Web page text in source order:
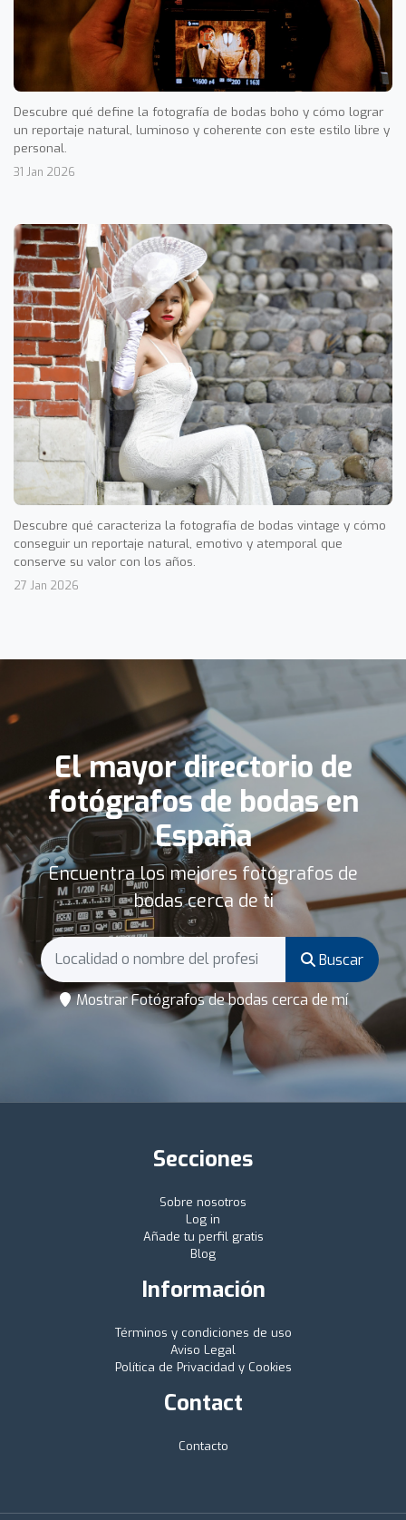
Descubre qué define la fotografía de bodas boho y cómo lograr
un reportaje natural, luminoso y coherente con este estilo libre y
personal.
31 Jan 2026
Descubre qué caracteriza la fotografía de bodas vintage y cómo
conseguir un reportaje natural, emotivo y atemporal que
conserve su valor con los años.
27 Jan 2026
El mayor directorio de
fotógrafos de bodas en
España
Encuentra los mejores fotógrafos de
bodas cerca de ti
Buscar
Mostrar Fotógrafos de bodas cerca de mí
Secciones
Sobre nosotros
Log in
Añade tu perfil gratis
Blog
Información
Términos y condiciones de uso
Aviso Legal
Política de Privacidad y Cookies
Contact
Contacto